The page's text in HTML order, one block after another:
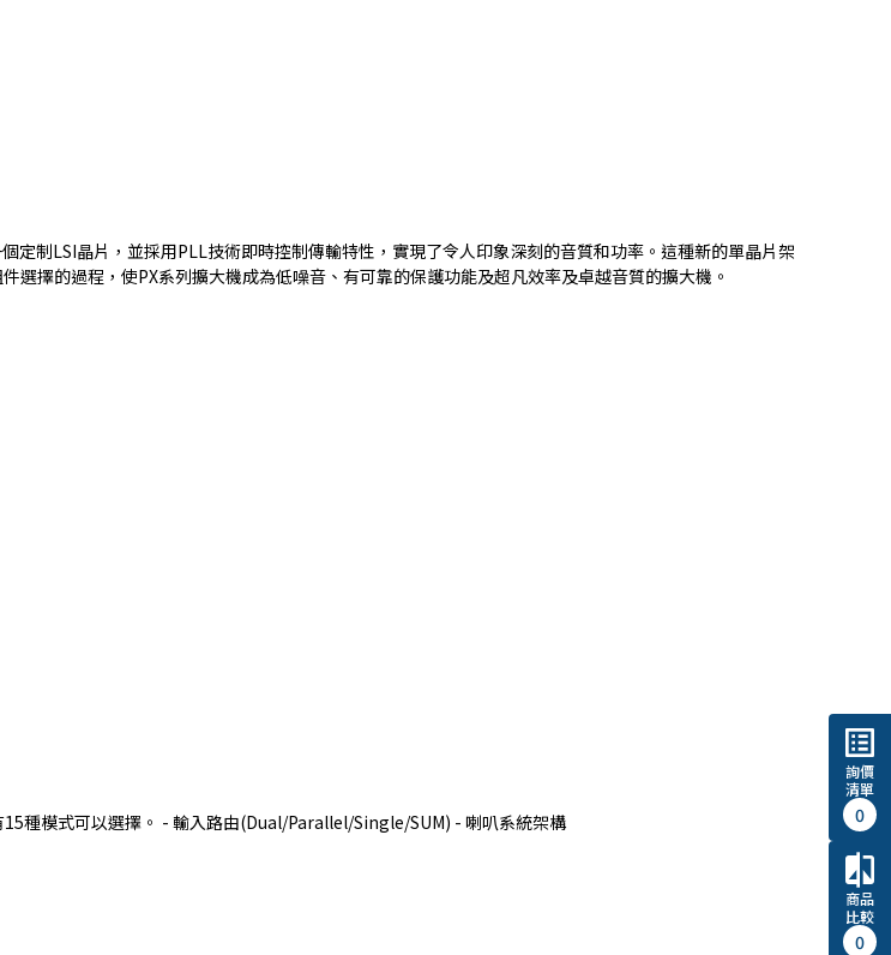
定制LSI晶片，並採用PLL技術即時控制傳輸特性，實現了令人印象深刻的音質和功率。這種新的單晶片架
擇的過程，使PX系列擴大機成為低噪音、有可靠的保護功能及超凡效率及卓越音質的擴大機。
種模式可以選擇。 - 輸入路由(Dual/Parallel/Single/SUM) - 喇叭系統架構
list_alt
詢價
清單
0
compare
商品
比較
0